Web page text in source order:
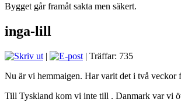
Bygget går framåt sakta men säkert.
inga-lill
|
| Träffar: 735
Nu är vi hemmaigen. Har varit det i två veckor
Till Tyskland kom vi inte till . Danmark var vi